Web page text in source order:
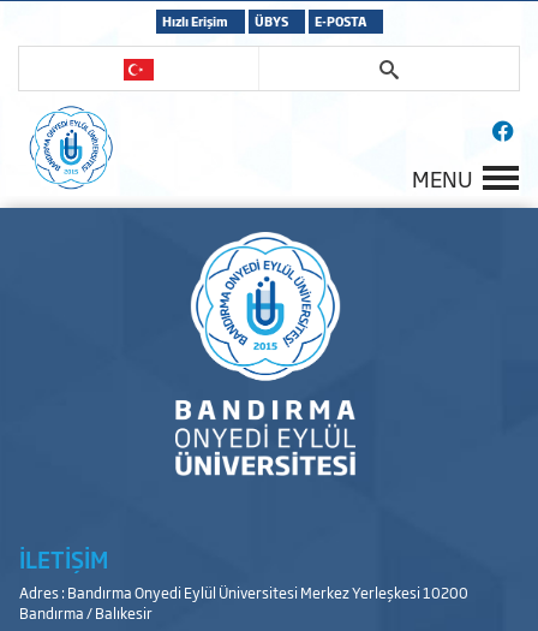
Hızlı Erişim ÜBYS E-POSTA
MENU
İLETİŞİM
Adres : Bandırma Onyedi Eylül Üniversitesi Merkez Yerleşkesi 10200
Bandırma / Balıkesir